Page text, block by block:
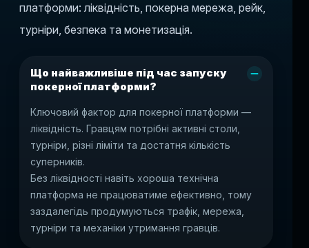
платформи: ліквідність, покерна мережа, рейк,
турніри, безпека та монетизація.
Що найважливіше під час запуску
покерної платформи?
Ключовий фактор для покерної платформи —
ліквідність. Гравцям потрібні активні столи,
турніри, різні ліміти та достатня кількість
суперників.
Без ліквідності навіть хороша технічна
платформа не працюватиме ефективно, тому
заздалегідь продумуються трафік, мережа,
турніри та механіки утримання гравців.